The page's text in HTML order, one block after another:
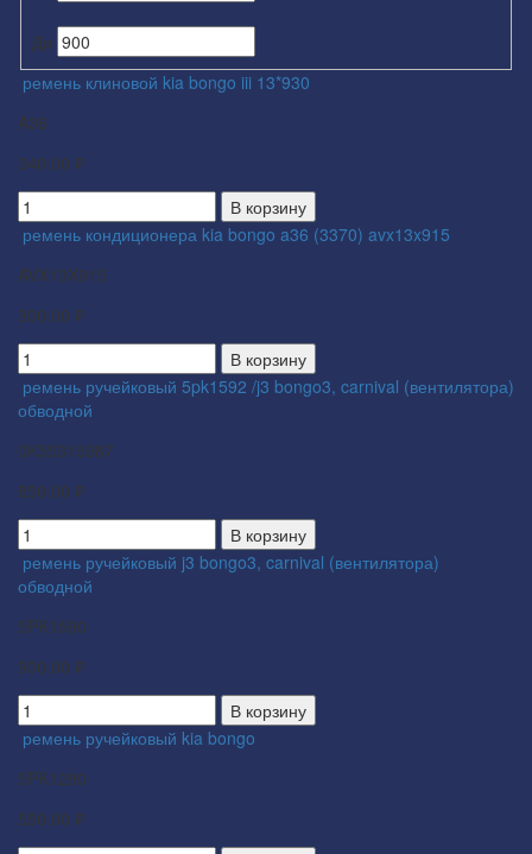
До
ремень клиновой kia bongo iii 13*930
A36
340.00 ₽
В корзину
ремень кондиционера kia bongo a36 (3370) avx13x915
AVX13X915
300.00 ₽
В корзину
ремень ручейковый 5pk1592 /j3 bongo3, carnival (вентилятора)
обводной
0K55315987
850.00 ₽
В корзину
ремень ручейковый j3 bongo3, carnival (вентилятора)
обводной
5PK1590
900.00 ₽
В корзину
ремень ручейковый kia bongo
5PK1280
550.00 ₽